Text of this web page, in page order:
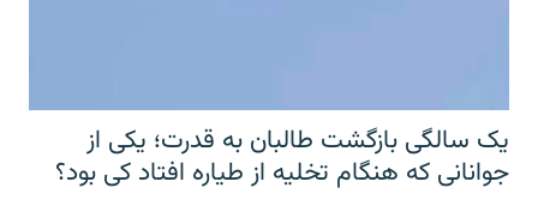
یک سالگی بازگشت طالبان به قدرت؛ یکی از
جوانانی که هنگام تخلیه از طیاره افتاد کی بود؟